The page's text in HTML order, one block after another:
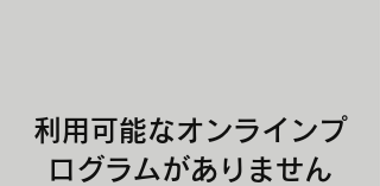
利用可能なオンラインプ
ログラムがありません